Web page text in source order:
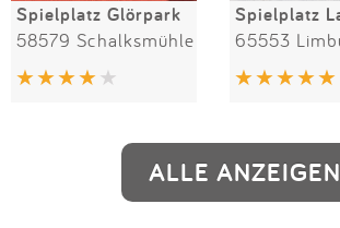
Spielplatz Glörpark
58579 Schalksmühle
ALLE ANZEIGEN